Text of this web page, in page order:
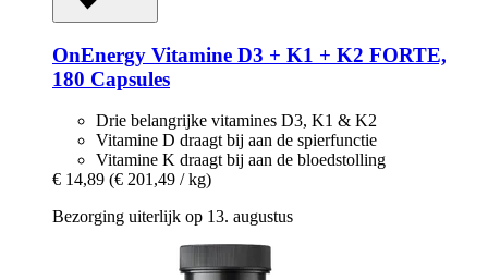
OnEnergy Vitamine D3 + K1 + K2 FORTE,
180 Capsules
Drie belangrijke vitamines D3, K1 & K2
Vitamine D draagt bij aan de spierfunctie
Vitamine K draagt bij aan de bloedstolling
€ 14,89 (€ 201,49 / kg)
Bezorging uiterlijk op 13. augustus